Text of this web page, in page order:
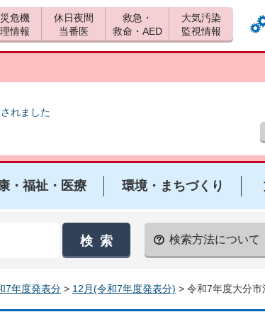
れました
危機
情報
休日夜間
当番医
救急・
救命・AED
大気汚染
監視情報
・福祉・医療 環境・まちづくり
検索方法について
7年度発表分 > 12月(令和7年度発表分) > 令和7年度大分